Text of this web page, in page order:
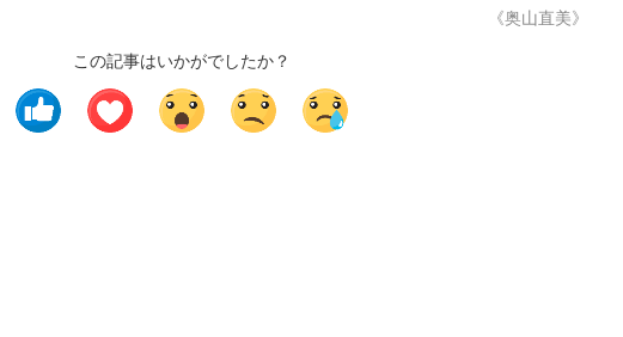
《奥山直美》
この記事はいかがでしたか？